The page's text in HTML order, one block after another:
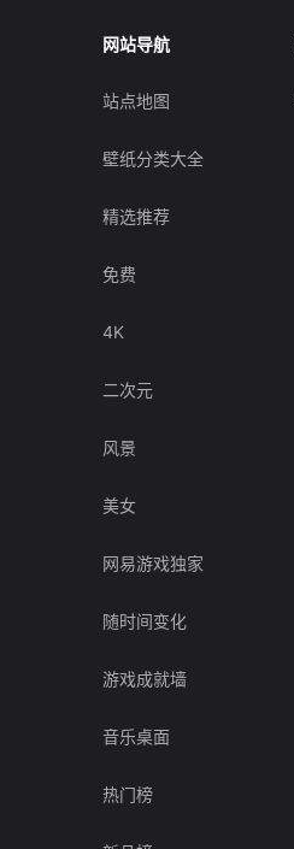
网站导航
站点地图
壁纸分类大全
精选推荐
免费
4K
二次元
风景
美女
网易游戏独家
随时间变化
游戏成就墙
音乐桌面
热门榜